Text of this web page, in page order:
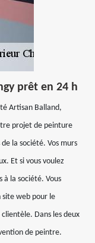
prêt en 24 h
Artisan Balland,
projet de peinture
la société. Vos murs
Et si vous voulez
à la société. Vous
site web pour le
Dans les deux
de peintre.